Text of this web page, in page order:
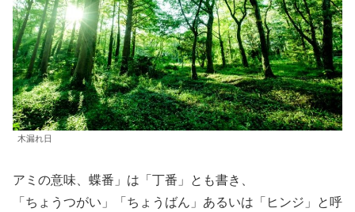
木漏れ日
アミの意味、蝶番」は「丁番」とも書き、
「ちょうつがい」「ちょうばん」あるいは「ヒンジ」と呼